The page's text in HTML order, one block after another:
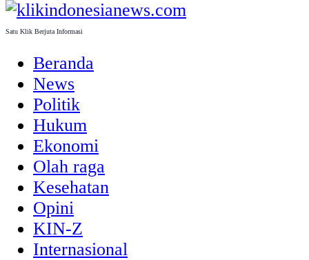
Satu Klik Berjuta Informasi
Beranda
News
Politik
Hukum
Ekonomi
Olah raga
Kesehatan
Opini
KIN-Z
Internasional